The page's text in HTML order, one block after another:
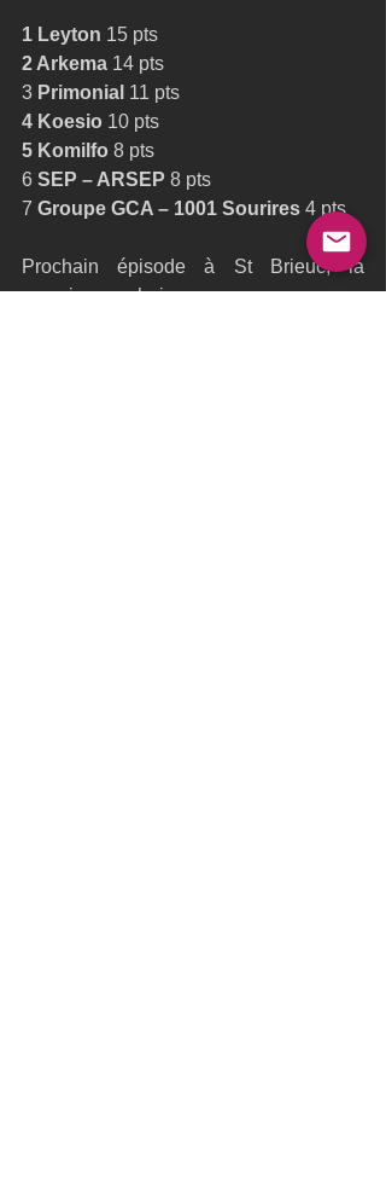
1 Leyton 15 pts
2 Arkema 14 pts
3 Primonial 11 pts
4 Koesio 10 pts
5 Komilfo 8 pts
6 SEP – ARSEP 8 pts
7 Groupe GCA – 1001 Sourires 4 pts
Prochain épisode à St Brieuc, la
semaine prochaine.